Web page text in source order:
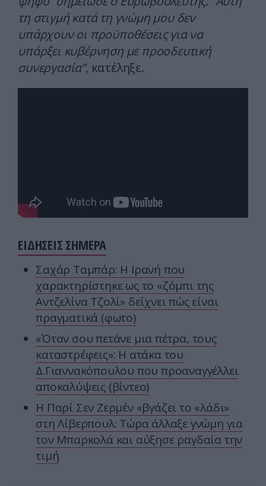
τη στιγμή κατά τη γνώμη μου δεν
υπάρχουν οι προϋποθέσεις για να
υπάρξει κυβέρνηση με προοδευτική
συνεργασία”, κατέληξε.
ΕΙΔΗΣΕΙΣ ΣΗΜΕΡΑ
Σαχάρ Ταμπάρ: Η Ιρανή που
χαρακτηρίστηκε ως το «ζόμπι της
Αντζελίνα Τζολί» δείχνει πώς είναι
πραγματικά (φωτο)
«Όταν σου πετάνε μια πέτρα, τους
καταστρέφεις»: Η ατάκα του
Δ.Γιαννακόπουλου που προαναγγέλλει
αποκαλύψεις (βίντεο)
H Παρί Σεν Ζερμέν «βγάζει το «λάδι»
στη Λίβερπουλ: Τώρα άλλαξε γνώμη για
τον Μπαρκολά και αύξησε ραγδαία την
τιμή